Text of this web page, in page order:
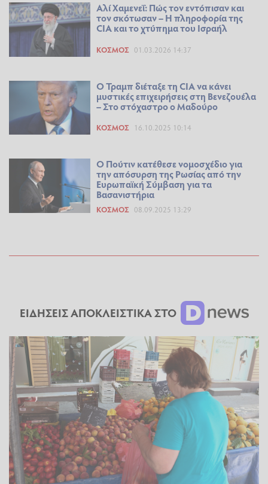
Αλί Χαμενεΐ: Πώς τον εντόπισαν και
τον σκότωσαν – Η πληροφορία της
CIA και το χτύπημα του Ισραήλ
ΚΌΣΜΟΣ 01.03.2026 14:37
Ο Τραμπ διέταξε τη CIA να κάνει
μυστικές επιχειρήσεις στη Βενεζουέλα
– Στο στόχαστρο ο Μαδούρο
ΚΌΣΜΟΣ 16.10.2025 10:14
Ο Πούτιν κατέθεσε νομοσχέδιο για
την απόσυρση της Ρωσίας από την
Ευρωπαϊκή Σύμβαση για τα
Βασανιστήρια
ΚΌΣΜΟΣ 08.09.2025 13:29
ΕΙΔΗΣΕΙΣ ΑΠΟΚΛΕΙΣΤΙΚΑ ΣΤΟ